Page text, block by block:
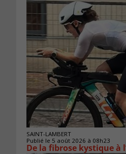
SAINT-LAMBERT
Publié le 5 août 2026 à 08h23
De la fibrose kystique à